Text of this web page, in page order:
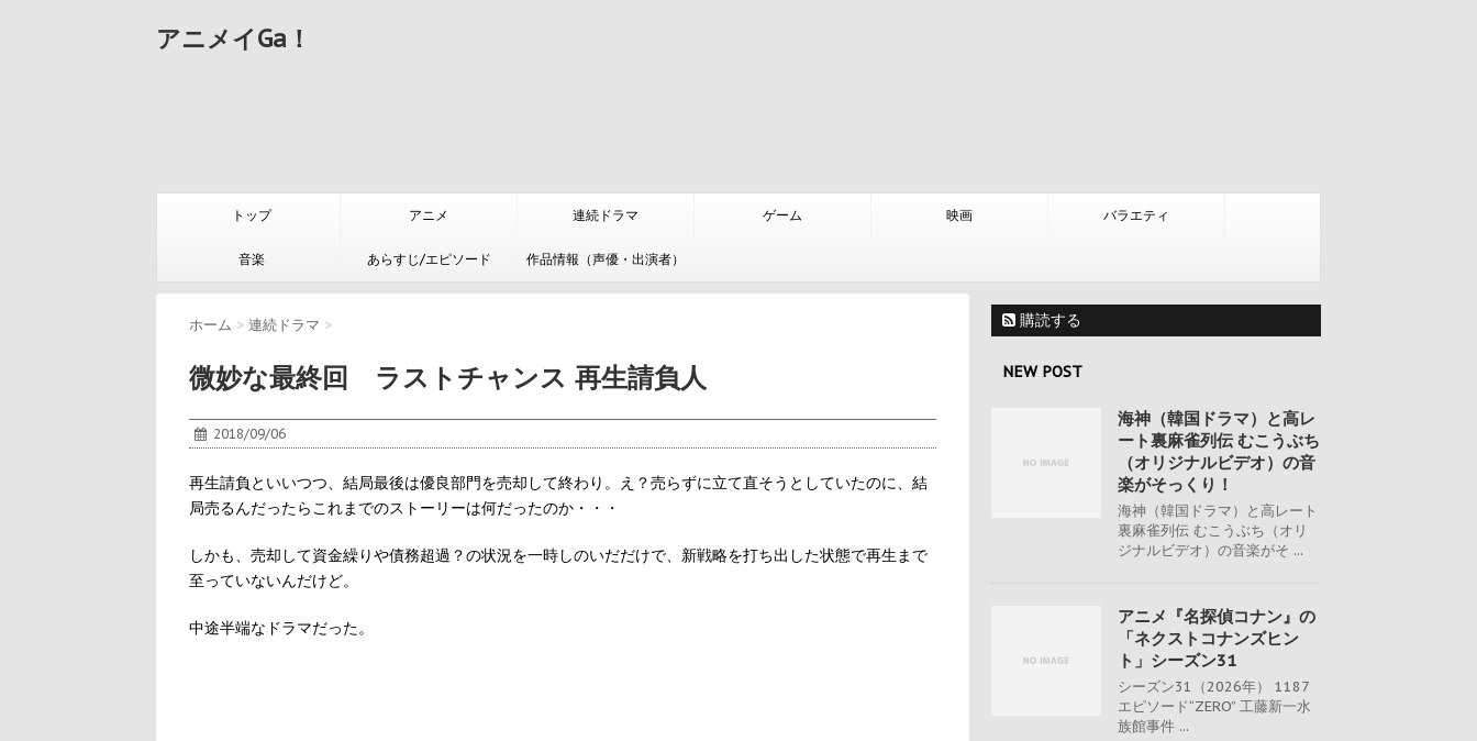
アニメイGa！
トップ アニメ 連続ドラマ ゲーム 映画 バラエティ
音楽 あらすじ/エピソード 作品情報（声優・出演者）
ホーム > 連続ドラマ >
微妙な最終回 ラストチャンス 再生請負人
2018/09/06
再生請負といいつつ、結局最後は優良部門を売却して終わり。え？売らずに立て直そうとしていたのに、結
局売るんだったらこれまでのストーリーは何だったのか・・・
しかも、売却して資金繰りや債務超過？の状況を一時しのいだだけで、新戦略を打ち出した状態で再生まで
至っていないんだけど。
中途半端なドラマだった。
購読する
NEW POST
海神（韓国ドラマ）と高レ
ート裏麻雀列伝 むこうぶち
（オリジナルビデオ）の音
楽がそっくり！
海神（韓国ドラマ）と高レート
裏麻雀列伝 むこうぶち（オリ
ジナルビデオ）の音楽がそ ...
アニメ『名探偵コナン』の
「ネクストコナンズヒン
ト」シーズン31
シーズン31（2026年） 1187
エピソード“ZERO” 工藤新一水
族館事件 ...